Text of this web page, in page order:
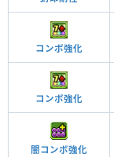
コンボ強化
コンボ強化
闇コンボ強化